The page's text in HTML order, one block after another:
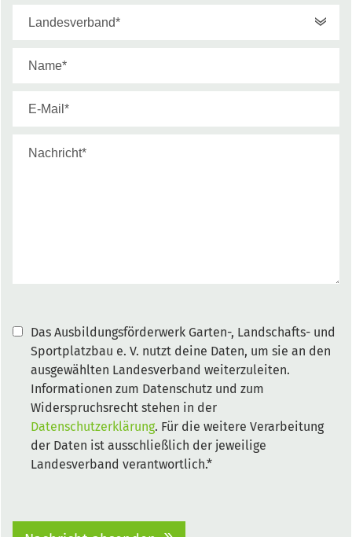
Das Ausbildungsförderwerk Garten-, Landschafts- und
Sportplatzbau e. V. nutzt deine Daten, um sie an den
ausgewählten Landesverband weiterzuleiten.
Informationen zum Datenschutz und zum
Widerspruchsrecht stehen in der
Datenschutzerklärung. Für die weitere Verarbeitung
der Daten ist ausschließlich der jeweilige
Landesverband verantwortlich.*